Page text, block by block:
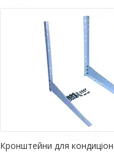
Кронштейни для